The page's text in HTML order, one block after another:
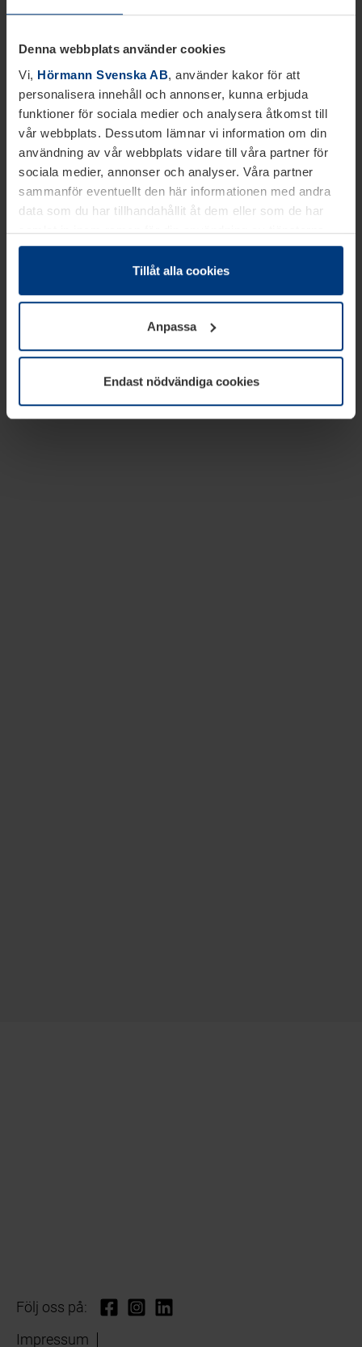
Denna webbplats använder cookies
Vi, Hörmann Svenska AB, använder kakor för att
personalisera innehåll och annonser, kunna erbjuda
funktioner för sociala medier och analysera åtkomst till
vår webbplats. Dessutom lämnar vi information om din
användning av vår webbplats vidare till våra partner för
sociala medier, annonser och analyser. Våra partner
sammanför eventuellt den här informationen med andra
data som du har tillhandahållit åt dem eller som de har
samlat in inom ramen för din användning av tjänsterna.
Juridiskt kan vi lagra kakor på din enhet, om de är
absolut nödvändiga för driften av den här webbplatsen.
godkännande kan du när som helst ändra eller återkalla i
informationen om kakor underDataskyddsförklaring
vår webbplats.
Tillåt alla cookies
Anpassa
Endast nödvändiga cookies
Följ oss på:
Impressum